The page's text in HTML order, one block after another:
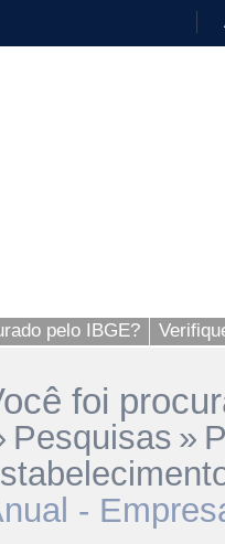
pelo IBGE?
foi
Pesquisas »
-